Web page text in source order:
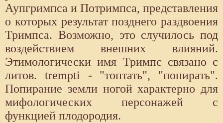
Аупгримпса и Потримпса, представления
о которых результат позднего раздвоения
Тримпса. Возможно, это случилось под
воздействием внешних влияний.
Этимологически имя Тримпс связано с
литов. trempti - "топтать", "попирать".
Попирание земли ногой характерно для
мифологических персонажей с
функцией плодородия.